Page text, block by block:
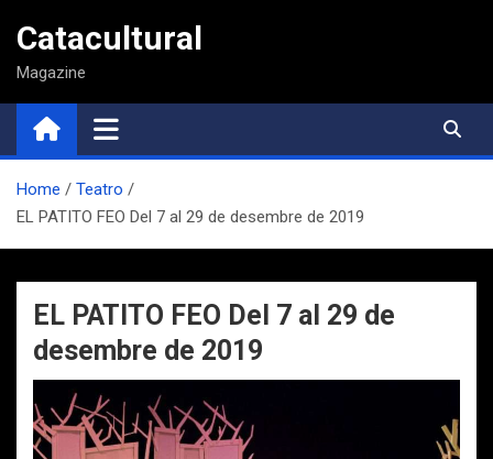
contenido
Catacultural
Magazine
Home
Teatro
EL PATITO FEO Del 7 al 29 de desembre de 2019
EL PATITO FEO Del 7 al 29 de
desembre de 2019